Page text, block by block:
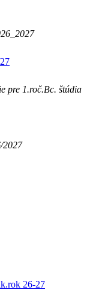
pre 1.roč.Bc. štúdia
2027
26-27